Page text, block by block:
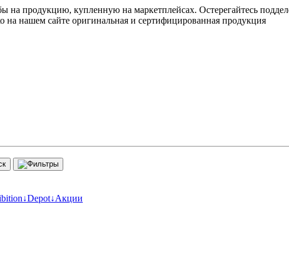
на продукцию, купленную на маркетплейсах. Остерегайтесь
на нашем сайте оригинальная и сертифицированная продукция
Depot↓Акции